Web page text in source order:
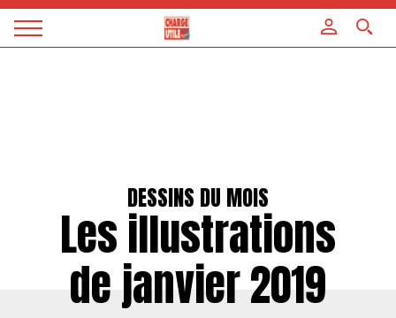
Magazine
DESSINS DU MOIS
Les illustrations
de janvier 2019
Panneau de gestion des cookies